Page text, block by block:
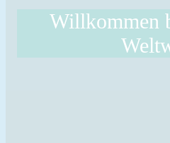
Willkommen